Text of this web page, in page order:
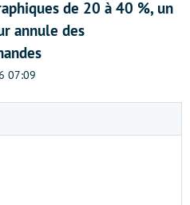
de 20 à 40 %, un
annule des
07:09